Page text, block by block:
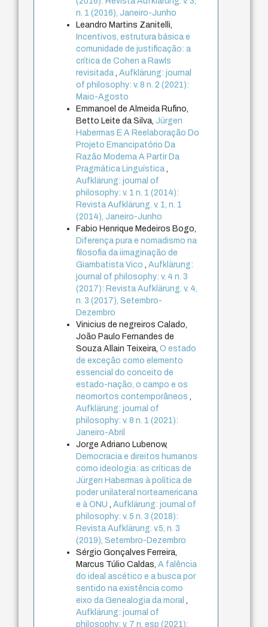
n. 1 (2016), Janeiro-Junho
Leandro Martins Zanitelli,
Incentivos, estrutura básica e
comunidade de justificação: a
crítica de Cohen a Rawls
revisitada,Aufklärung: journal
of philosophy: v. 8 n. 2 (2021):
Maio-Agosto
Emmanoel de Almeida Rufino,
Betto Leite da Silva,Jürgen
Habermas E A Reelaboração Do
Projeto Emancipatório Da
Razão Moderna A Partir Da
Pragmática Linguística,
Aufklärung: journal of
philosophy: v. 1 n. 1 (2014):
Revista Aufklärung. v. 1, n. 1
(2014), Janeiro-Junho
Fabio Henrique Medeiros Bogo,
Diferença pura e nomadismo na
filosofia da iimaginação de
Giambatista Vico,Aufklärung:
journal of philosophy: v. 4 n. 3
(2017): Revista Aufklärung. v. 4,
n. 3 (2017), Setembro-
Dezembro
Vinicius de negreiros Calado,
João Paulo Fernandes de
Souza Allain Teixeira,O estado
de exceção como elemento
essencial do conceito de
estado-nação, o campo e os
neomortos contemporâneos,
Aufklärung: journal of
philosophy: v. 8 n. 1 (2021):
Janeiro-Abril
Jorge Adriano Lubenow,
Democracia e direitos humanos
como ideologia: as críticas de
Jürgen Habermas à política de
poder unilateral norteamericana
e à ONU,Aufklärung: journal of
philosophy: v. 5 n. 3 (2018):
Revista Aufklärung. v.5, n. 3
(2019), Setembro-Dezembro
Sérgio Gonçalves Ferreira,
Marcus Túlio Caldas,A falência
do ideal ascético e a busca por
sentido na existência como
eixo da Genealogia da moral,
Aufklärung: journal of
philosophy: v. 7 n. esp (2021):